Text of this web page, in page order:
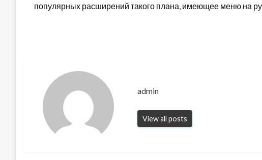
популярных расширений такого плана, имеющее меню на
admin
View all posts